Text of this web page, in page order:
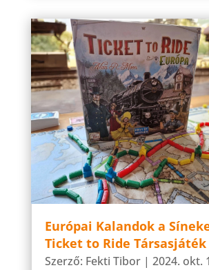
Európai Kalandok a
Ticket to Ride Társasjáték
Szerző: Fekti Tibor| 2024. okt.